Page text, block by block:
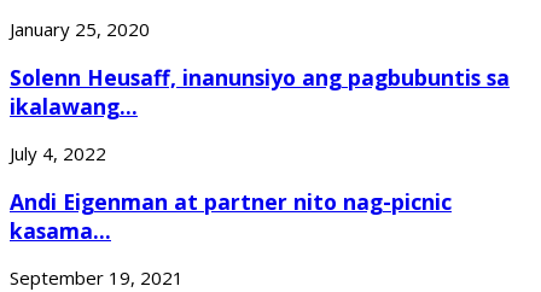
January 25, 2020
Solenn Heusaff, inanunsiyo ang pagbubuntis sa
ikalawang...
July 4, 2022
Andi Eigenman at partner nito nag-picnic
kasama...
September 19, 2021